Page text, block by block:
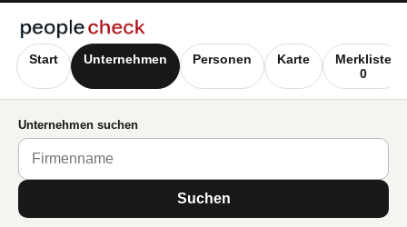
Start Unternehmen Personen Karte
Merkliste
0
Unternehmen suchen
Suchen